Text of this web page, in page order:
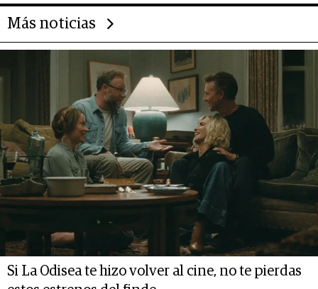
Más noticias
Si La Odisea te hizo volver al cine, no te pierdas